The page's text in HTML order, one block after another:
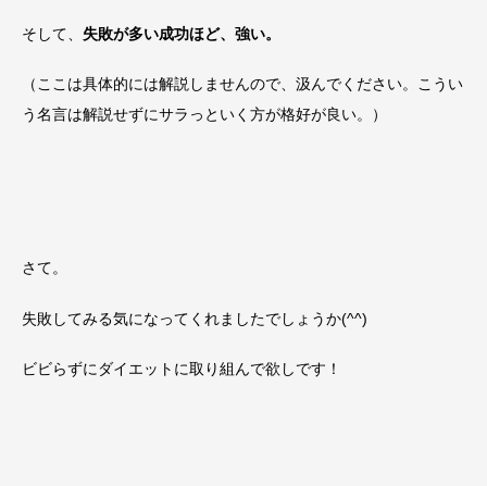
そして、 失敗が多い成功ほど、強い。
（ここは具体的には解説しませんので、汲んでください。こうい
う名言は解説せずにサラっといく方が格好が良い。）
さて。
失敗してみる気になってくれましたでしょうか(^^)
ビビらずにダイエットに取り組んで欲しです！